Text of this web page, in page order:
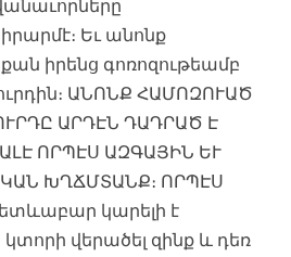
Եւ անոնք
իրենց գոռոզութեամբ
ԱՆՈՆՔ ՀԱՄՈԶՈՒԱԾ
ԱՐԴԷՆ ԴԱԴՐԱԾ Է
ՈՐՊԷՍ ԱԶԳԱՅԻՆ ԵՒ
ԽՂՃՄՏԱՆՔ։ ՈՐՊԷՍ
կարելի է
վերածել զինք և դեռ